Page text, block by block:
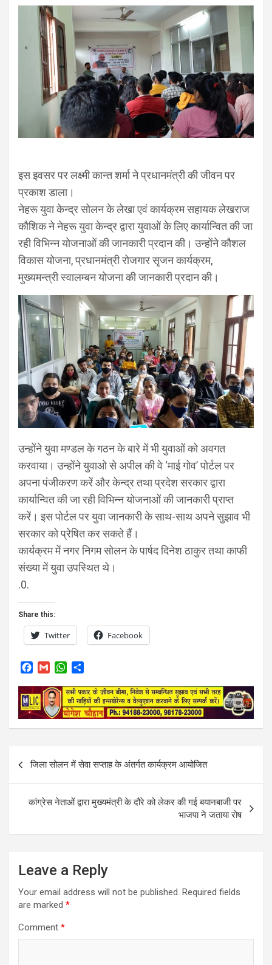
इस इवसर पर लक्ष्मी कान्त शर्मा ने प्रधानमंत्री की जीवन पर
प्रकाश डाला।
नेहरू युवा केन्द्र सोलन के लेखा एवं कार्यक्रम सहायक लेखराज
कौशिक ने नेहरू युवा केन्द्र द्वारा युवाओं के लिए कार्यान्वित की जा
रही विभिन्न योजनाओं की जानकारी प्रदान की। उन्होंने कौशल
विकास योजना, प्रधानमंत्री रोजगार सृजन कार्यक्रम,
मुख्यमन्त्री स्वालम्बन योजना की जानकारी प्रदान की।
उन्होंने युवा मण्डल के गठन के बारे में भी युवाओं को अवगत
करवाया। उन्होंने युवाओ से अपील की वे ‘माई गोव’ पोर्टल पर
अपना पंजीकरण करें और केन्द्र तथा प्रदेश सरकार द्वारा
कार्यान्वित की जा रही विभिन्न योजनाओं की जानकारी प्राप्त
करें। इस पोर्टल पर युवा जानकारी के साथ-साथ अपने सुझाव भी
सरकार को प्रेषित कर सकते हैं।
कार्यक्रम में नगर निगम सोलन के पार्षद दिनेश ठाकुर तथा काफी
संख्या में युवा उपस्थित थे।
.0.
Share this:
Twitter Facebook
c
e
b
o
a
i
l
W
a
t
s
A
a
r
e
Post
जिला सोलन में सेवा सप्ताह के अंतर्गत कार्यक्रम आयोजित
कांग्रेस नेताओं द्वारा मुख्यमंत्री के दौरे को लेकर की गई बयानबाजी पर
भाजपा ने जताया रोष
Leave a Reply
Your email address will not be published. Required fields
are marked *
Comment *